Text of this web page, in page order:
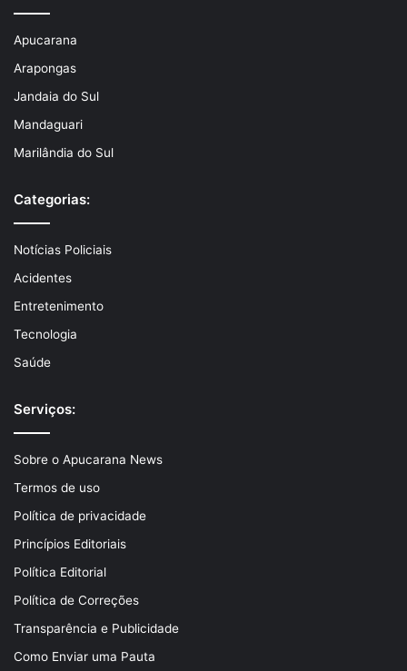
Apucarana
Arapongas
Jandaia do Sul
Mandaguari
Marilândia do Sul
Categorias:
Notícias Policiais
Acidentes
Entretenimento
Tecnologia
Saúde
Serviços:
Sobre o Apucarana News
Termos de uso
Política de privacidade
Princípios Editoriais
Política Editorial
Política de Correções
Transparência e Publicidade
Como Enviar uma Pauta